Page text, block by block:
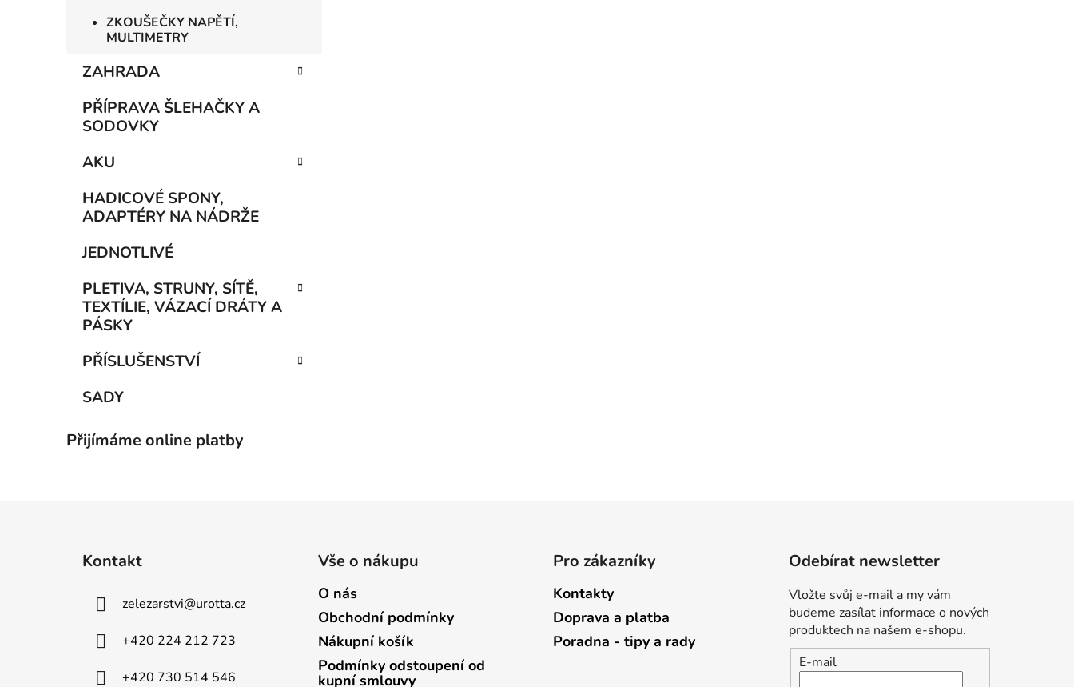
ZKOUŠEČKY NAPĚTÍ,
MULTIMETRY
ZAHRADA
PŘÍPRAVA ŠLEHAČKY A
SODOVKY
AKU
HADICOVÉ SPONY,
ADAPTÉRY NA NÁDRŽE
JEDNOTLIVÉ
PLETIVA, STRUNY, SÍTĚ,
TEXTÍLIE, VÁZACÍ DRÁTY A
PÁSKY
PŘÍSLUŠENSTVÍ
SADY
Přijímáme online platby
Kontakt
zelezarstvi@urotta.cz
+420 224 212 723
+420 730 514 546
Vše o nákupu
O nás
Obchodní podmínky
Nákupní košík
Podmínky odstoupení od
kupní smlouvy
Pro zákazníky
Kontakty
Doprava a platba
Poradna - tipy a rady
Odebírat newsletter
Vložte svůj e-mail a my vám
budeme zasílat informace o nových
produktech na našem e-shopu.
E-mail